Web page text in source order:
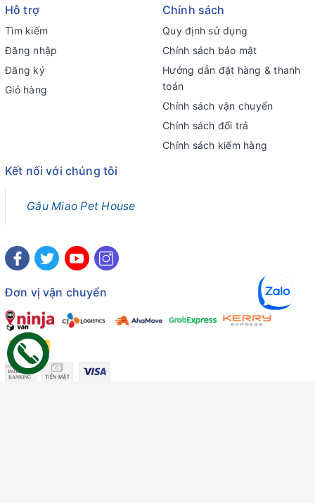
Hỗ trợ
Tìm kiếm
Đăng nhập
Đăng ký
Giỏ hàng
Chính sách
Quy định sử dụng
Chính sách bảo mật
Hướng dẫn đặt hàng & thanh
toán
Chính sách vận chuyển
Chính sách đổi trả
Chính sách kiểm hàng
Kết nối với chúng tôi
Gâu Miao Pet House
Đơn vị vận chuyển